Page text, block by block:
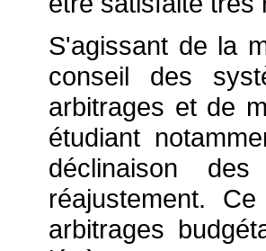
S'agissant de la
conseil des
arbitrages et de
étudiant
déclinaison
réajustement.
arbitrages